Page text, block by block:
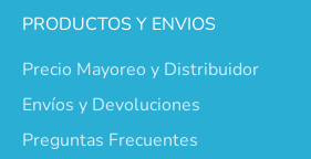
PRODUCTOS Y ENVIOS
Precio Mayoreo y Distribuidor
Envíos y Devoluciones
Preguntas Frecuentes